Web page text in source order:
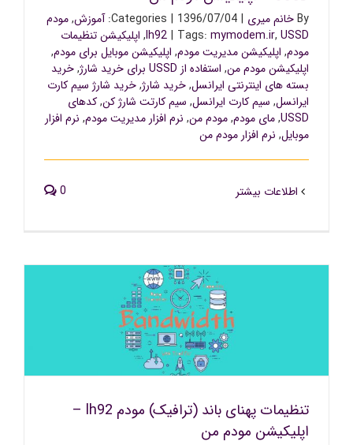
Byخانم میری |
1396/07/04
|
Categories: آموزش,مودم
lh92 | Tags: mymodem.ir, USSD
, اپلیکیشن تنظیمات
مودم, اپلیکیشن مدیریت مودم, اپلیکیشن موبایل برای مودم,
اپلیکیشن مودم من, استفاده از USSD برای خرید شارژ ,خرید
بسته های اینترنتی ایرانسل,خرید شارژ,خرید شارژ سیم کارت
ایرانسل, سیم کارت ایرانسل, سیم کارتت شارژ کن,کدهای
USSD
,مای مودم,مودم من, نرم افزار مدیریت مودم, نرم افزار
موبایل, نرم افزار مودم من
اطلاعات بیشتر 0
تنظیمات پهنای باند (ترافیک) مودم lh92 – اپلیکیشن مودم من
تنظیمات پهنای باند (ترافیک) مودم lh92 –
اپلیکیشن مودم من